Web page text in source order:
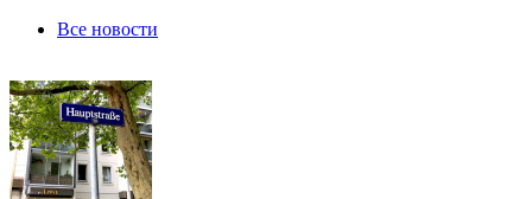
Все новости